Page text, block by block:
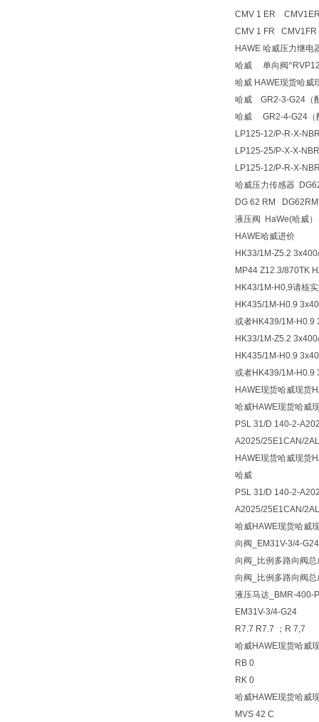
CMV 1 ER
CMV 1 FR CMV1FR
HAWE 哈威压力继电
哈威 单向阀
哈威 HAWE现货哈威
哈威 GR2-3-G24（
哈威 GR2-4-G24
LP125-12/P-R-X-
LP125-25/P-X-X-
LP125-12/P-R-X-
哈威压力传感器
DG 62 RM DG62RM
液压阀 HaWe(哈威）
HAWE哈威进价
HK33/1M-Z5.2
MP44 Z12.3/870TK
HK43/1M-H0,9请核
HK435/1M-H0.9
或者HK439/1M-H0.9
HK33/1M-Z5.2
HK435/1M-H0.9
或者HK439/1M-H0.9
HAWE现货哈威现货
哈威HAWE现货哈威
PSL 31/D 140-2-
A2025/25E1CAN/
HAWE现货哈威现货
哈威
PSL 31/D 140-2-
A2025/25E1CAN/
哈威HAWE现货哈威
向阀_EM31V-3/4-
向阀_比例多路向阀
向阀_比例多路向阀
液压马达_BMR-400-
EM31V-3/4-G24
R7.7 R7.7 ；R 7,7
哈威HAWE现货哈威
RB 0
RK 0
哈威HAWE现货哈威
MVS 42 C